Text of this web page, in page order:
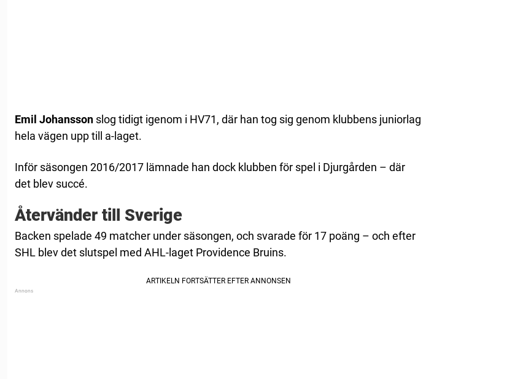
Emil Johansson slog tidigt igenom i HV71, där han tog sig genom klubbens juniorlag
hela vägen upp till a-laget.
Inför säsongen 2016/2017 lämnade han dock klubben för spel i Djurgården – där
det blev succé.
Återvänder till Sverige
Backen spelade 49 matcher under säsongen, och svarade för 17 poäng – och efter
SHL blev det slutspel med AHL-laget Providence Bruins.